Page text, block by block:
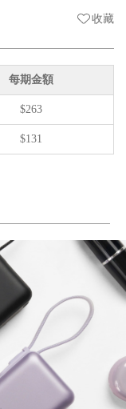
收藏
每期金額
$263
$131